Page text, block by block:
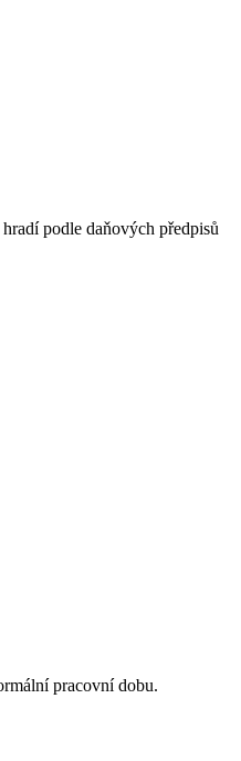
podle daňových předpisů
pracovní dobu.